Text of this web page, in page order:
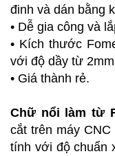
đinh và dán bằng
• Dễ gia công và
• Kích thước
với độ dầy từ
• Giá thành rẻ.
Chữ nổi làm từ
cắt trên máy
tính với độ chuẩn